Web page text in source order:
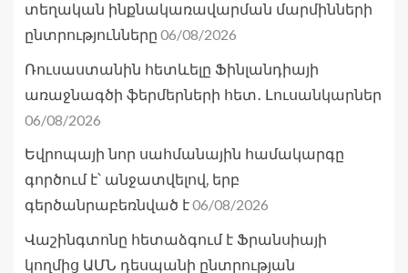
տեղական ինքնակառավարման մարմինների
ընտրությունները 06/08/2026
Ռուսաստանին հետևելը Ֆինլանդիայի
առաջնագծի ֆերմերների հետ․ Լուսանկարներ
06/08/2026
Եվրոպայի նոր սահմանային համակարգը
գործում է՝ անջատվելով, երբ
գերծանրաբեռնված է06/08/2026
Վաշինգտոնը հետաձգում է Ֆրանսիայի
կողմից ԱՄՆ դեսպանի ընտրության